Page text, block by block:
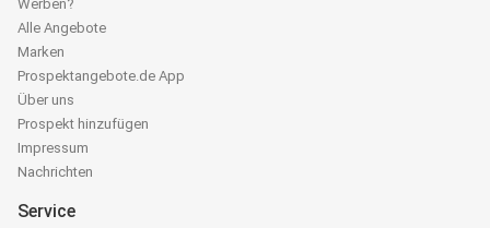
Werben?
Alle Angebote
Marken
Prospektangebote.de App
Über uns
Prospekt hinzufügen
Impressum
Nachrichten
Service